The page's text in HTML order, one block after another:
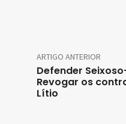
ARTIGO ANTERIOR
Defender
Revogar os
Lítio